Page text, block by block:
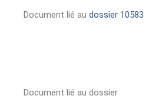
Document lié au dossier 10583
Document lié au dossier